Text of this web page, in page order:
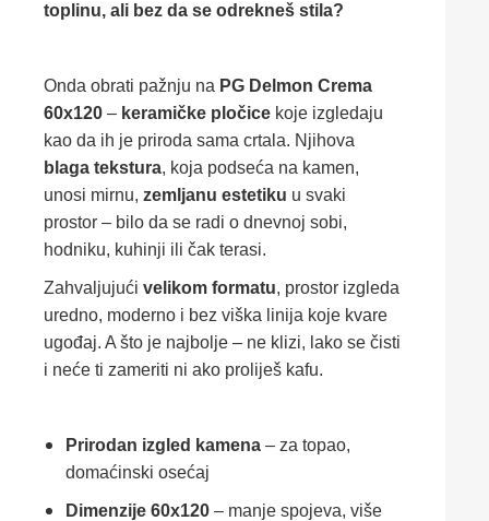
toplinu, ali bez da se odrekneš stila?
Onda obrati pažnju na PG Delmon Crema
60x120 – keramičke pločice koje izgledaju
kao da ih je priroda sama crtala. Njihova
blaga tekstura, koja podseća na kamen,
unosi mirnu, zemljanu estetiku u svaki
prostor – bilo da se radi o dnevnoj sobi,
hodniku, kuhinji ili čak terasi.
Zahvaljujući velikom formatu, prostor izgleda
uredno, moderno i bez viška linija koje kvare
ugođaj. A što je najbolje – ne klizi, lako se čisti
i neće ti zameriti ni ako proliješ kafu.
Prirodan izgled kamena – za topao,
domaćinski osećaj
Dimenzije 60x120 – manje spojeva, više